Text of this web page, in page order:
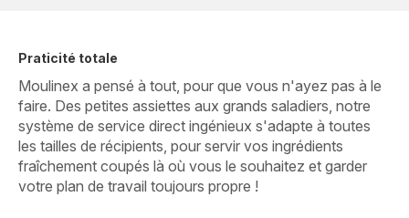
Praticité totale
Moulinex a pensé à tout, pour que vous n'ayez pas à le
faire. Des petites assiettes aux grands saladiers, notre
système de service direct ingénieux s'adapte à toutes
les tailles de récipients, pour servir vos ingrédients
fraîchement coupés là où vous le souhaitez et garder
votre plan de travail toujours propre !